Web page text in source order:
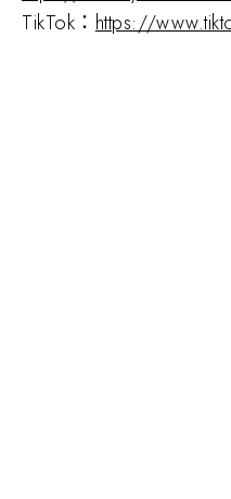
TikTok： https://